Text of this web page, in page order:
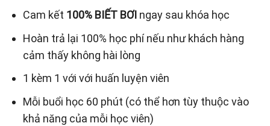
Cam kết 100% BIẾT BƠI ngay sau khóa học
Hoàn trả lại 100% học phí nếu như khách hàng
cảm thấy không hài lòng
1 kèm 1 với với huấn luyện viên
Mỗi buổi học 60 phút (có thể hơn tùy thuộc vào
khả năng của mỗi học viên)